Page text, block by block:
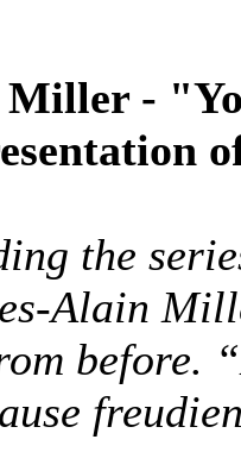
Miller -
the
Alain
before. “